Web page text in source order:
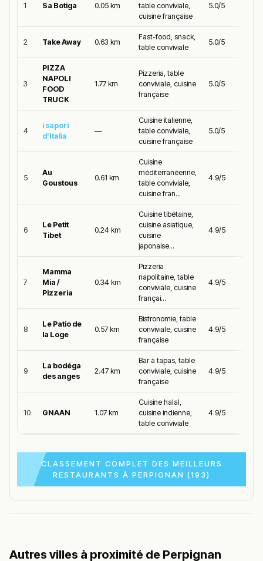
1 Sa Botiga 0.05 km
table conviviale,
cuisine française
5.0/5
2 Take Away 0.63 km
Fast-food, snack,
table conviviale
5.0/5
3
PIZZA
NAPOLI
FOOD
TRUCK
1.77 km
Pizzeria, table
conviviale, cuisine
française
5.0/5
4
i sapori
d’Italia
—
Cuisine italienne,
table conviviale,
cuisine française
5.0/5
5
Au
Goustous
0.61 km
Cuisine
méditerranéenne,
table conviviale,
cuisine fran...
4.9/5
6
Le Petit
Tibet
0.24 km
Cuisine tibétaine,
cuisine asiatique,
cuisine
japonaise...
4.9/5
7
Mamma
Mia /
Pizzeria
0.34 km
Pizzeria
napolitaine, table
conviviale, cuisine
françai...
4.9/5
8
Le Patio de
la Loge
0.57 km
Bistronomie, table
conviviale, cuisine
française
4.9/5
9
La bodéga
des anges
2.47 km
Bar à tapas, table
conviviale, cuisine
française
4.9/5
10 GNAAN 1.07 km
Cuisine halal,
cuisine indienne,
table conviviale
4.9/5
CLASSEMENT COMPLET DES MEILLEURS
RESTAURANTS À PERPIGNAN (193)
Autres villes à proximité de Perpignan